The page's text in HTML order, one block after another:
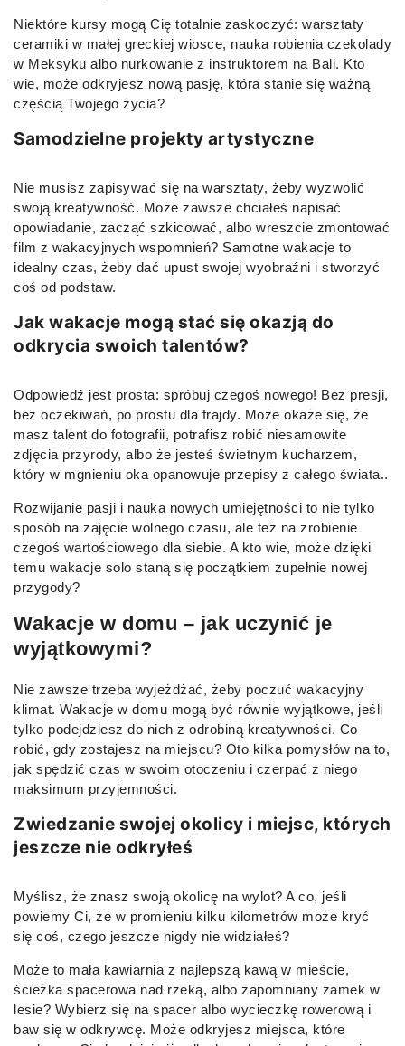
Niektóre kursy mogą Cię totalnie zaskoczyć: warsztaty
ceramiki w małej greckiej wiosce, nauka robienia czekolady
w Meksyku albo nurkowanie z instruktorem na Bali. Kto
wie, może odkryjesz nową pasję, która stanie się ważną
częścią Twojego życia?
Samodzielne projekty artystyczne
Nie musisz zapisywać się na warsztaty, żeby wyzwolić
swoją kreatywność. Może zawsze chciałeś napisać
opowiadanie, zacząć szkicować, albo wreszcie zmontować
film z wakacyjnych wspomnień? Samotne wakacje to
idealny czas, żeby dać upust swojej wyobraźni i stworzyć
coś od podstaw.
Jak wakacje mogą stać się okazją do
odkrycia swoich talentów?
Odpowiedź jest prosta: spróbuj czegoś nowego! Bez presji,
bez oczekiwań, po prostu dla frajdy. Może okaże się, że
masz talent do fotografii, potrafisz robić niesamowite
zdjęcia przyrody, albo że jesteś świetnym kucharzem,
który w mgnieniu oka opanowuje przepisy z całego świata..
Rozwijanie pasji i nauka nowych umiejętności to nie tylko
sposób na zajęcie wolnego czasu, ale też na zrobienie
czegoś wartościowego dla siebie. A kto wie, może dzięki
temu wakacje solo staną się początkiem zupełnie nowej
przygody?
Wakacje w domu – jak uczynić je
wyjątkowymi?
Nie zawsze trzeba wyjeżdżać, żeby poczuć wakacyjny
klimat. Wakacje w domu mogą być równie wyjątkowe, jeśli
tylko podejdziesz do nich z odrobiną kreatywności. Co
robić, gdy zostajesz na miejscu? Oto kilka pomysłów na to,
jak spędzić czas w swoim otoczeniu i czerpać z niego
maksimum przyjemności.
Zwiedzanie swojej okolicy i miejsc, których
jeszcze nie odkryłeś
Myślisz, że znasz swoją okolicę na wylot? A co, jeśli
powiemy Ci, że w promieniu kilku kilometrów może kryć
się coś, czego jeszcze nigdy nie widziałeś?
Może to mała kawiarnia z najlepszą kawą w mieście,
ścieżka spacerowa nad rzeką, albo zapomniany zamek w
lesie? Wybierz się na spacer albo wycieczkę rowerową i
baw się w odkrywcę. Może odkryjesz miejsca, które